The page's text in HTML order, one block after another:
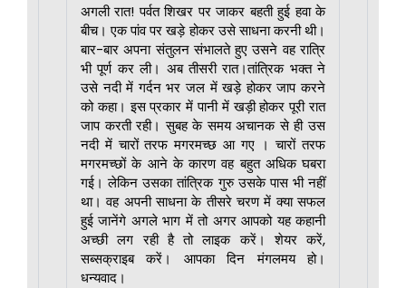
अगली रात! पर्वत शिखर पर जाकर बहती हुई हवा के
बीच। एक पांव पर खड़े होकर उसे साधना करनी थी।
बार-बार अपना संतुलन संभालते हुए उसने वह रात्रि
भी पूर्ण कर ली। अब तीसरी रात।तांत्रिक भक्त ने
उसे नदी में गर्दन भर जल में खड़े होकर जाप करने
को कहा। इस प्रकार में पानी में खड़ी होकर पूरी रात
जाप करती रही। सुबह के समय अचानक से ही उस
नदी में चारों तरफ मगरमच्छ आ गए । चारों तरफ
मगरमच्छों के आने के कारण वह बहुत अधिक घबरा
गई। लेकिन उसका तांत्रिक गुरु उसके पास भी नहीं
था। वह अपनी साधना के तीसरे चरण में क्या सफल
हुई जानेंगे अगले भाग में तो अगर आपको यह कहानी
अच्छी लग रही है तो लाइक करें। शेयर करें,
सब्सक्राइब करें। आपका दिन मंगलमय हो।
धन्यवाद।